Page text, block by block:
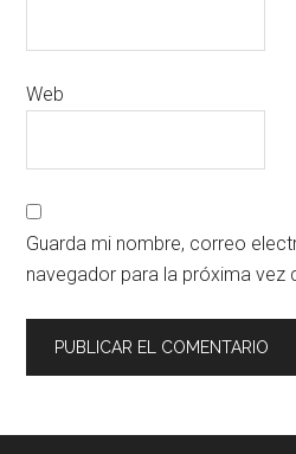
Web
Guarda mi nombre, correo
navegador para la próxima vez